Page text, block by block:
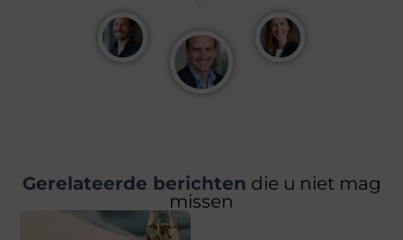
Gerelateerde berichten die u niet mag
missen